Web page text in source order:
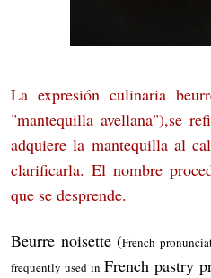
La expresión culinaria
"mantequilla avellana"),se
adquiere la mantequilla al
clarificarla. El nombre
que se desprende.
Beurre noisette (French
frequently used inFrench pastry